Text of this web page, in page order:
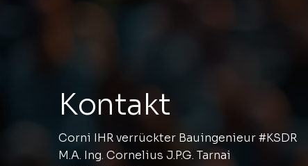
Kontakt
Corni IHR verrückter Bauingenieur #KSDR
M.A. Ing. Cornelius J.P.G. Tarnai